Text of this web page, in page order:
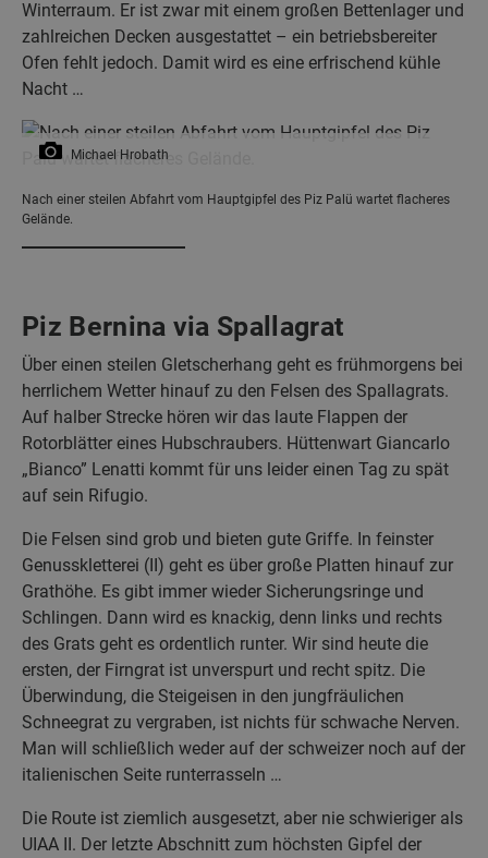
Winterraum. Er ist zwar mit einem großen Bettenlager und
zahlreichen Decken ausgestattet – ein betriebsbereiter
Ofen fehlt jedoch. Damit wird es eine erfrischend kühle
Nacht …
Michael Hrobath
Nach einer steilen Abfahrt vom Hauptgipfel des Piz Palü wartet flacheres
Gelände.
Piz Bernina via Spallagrat
Über einen steilen Gletscherhang geht es frühmorgens bei
herrlichem Wetter hinauf zu den Felsen des Spallagrats.
Auf halber Strecke hören wir das laute Flappen der
Rotorblätter eines Hubschraubers. Hüttenwart Giancarlo
„Bianco” Lenatti kommt für uns leider einen Tag zu spät
auf sein Rifugio.
Die Felsen sind grob und bieten gute Griffe. In feinster
Genusskletterei (II) geht es über große Platten hinauf zur
Grathöhe. Es gibt immer wieder Sicherungsringe und
Schlingen. Dann wird es knackig, denn links und rechts
des Grats geht es ordentlich runter. Wir sind heute die
ersten, der Firngrat ist unverspurt und recht spitz. Die
Überwindung, die Steigeisen in den jungfräulichen
Schneegrat zu vergraben, ist nichts für schwache Nerven.
Man will schließlich weder auf der schweizer noch auf der
italienischen Seite runterrasseln …
Die Route ist ziemlich ausgesetzt, aber nie schwieriger als
UIAA II. Der letzte Abschnitt zum höchsten Gipfel der